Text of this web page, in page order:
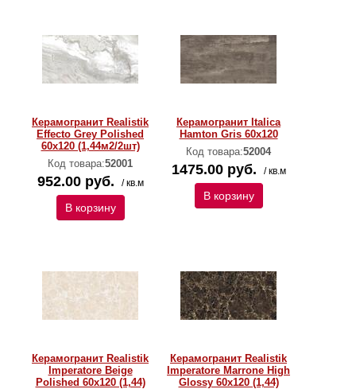
Керамогранит Realistik
Effecto Grey Polished
60x120 (1,44м2/2шт)
Код товара:52001
952.00 руб. / кв.м
В корзину
Керамогранит Italica
Hamton Gris 60x120
Код товара:52004
1475.00 руб. / кв.м
В корзину
Керамогранит Realistik
Imperatore Beige
Polished 60x120 (1,44)
Керамогранит Realistik
Imperatore Marrone High
Glossy 60x120 (1,44)